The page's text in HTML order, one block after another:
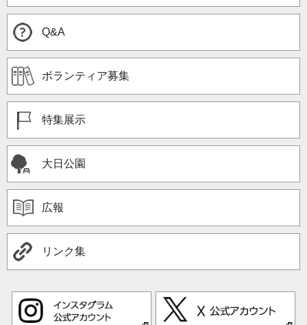
Q&A
ボランティア募集
特集展示
大日公園
広報
リンク集